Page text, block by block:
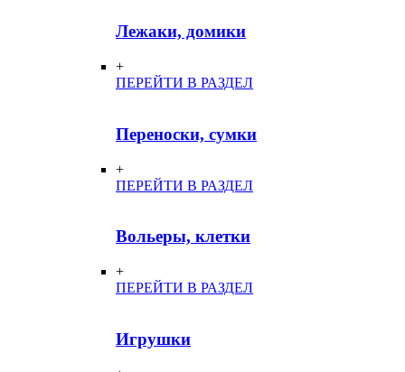
Лежаки, домики
+
ПЕРЕЙТИ В РАЗДЕЛ
Переноски, сумки
+
ПЕРЕЙТИ В РАЗДЕЛ
Вольеры, клетки
+
ПЕРЕЙТИ В РАЗДЕЛ
Игрушки